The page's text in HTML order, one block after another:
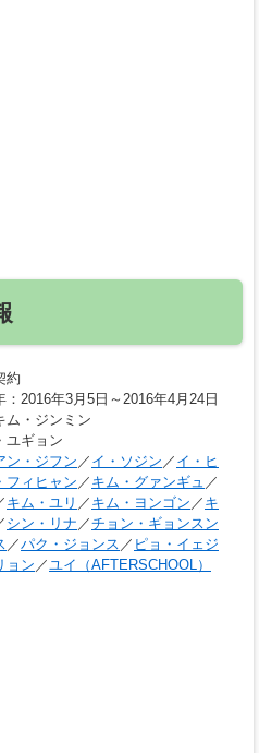
約
：2016年3月5日～2016年4月24日
ム・ジンミン
ユギョン
ン・ジフン ／ イ・ソジン ／ イ・ヒ
フィヒャン／ キム・グァンギュ ／
キム・ユリ ／ キム・ヨンゴン ／ キ
シン・リナ ／チョン・ギョンスン
／パク・ジョンス ／ ピョ・イェジ
ョン ／ユイ（AFTERSCHOOL）